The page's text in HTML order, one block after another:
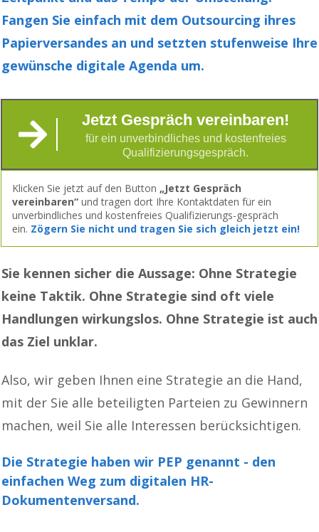
Fangen Sie einfach mit dem Outsourcing ihres
Papierversandes an und setzten stufenweise Ihre
gewünsche digitale Agenda um.
Jetzt Gespräch vereinbaren!
für ein unverbindliches und kostenfreies
Qualifizierungsgespräch.
Klicken Sie jetzt auf den Button „Jetzt Gespräch
vereinbaren“ und tragen dort Ihre Kontaktdaten für ein
unverbindliches und kostenfreies Qualifizierungs-gespräch
ein. Zögern Sie nicht und tragen Sie sich gleich jetzt ein!
Sie kennen sicher die Aussage: Ohne Strategie
keine Taktik. Ohne Strategie sind oft viele
Handlungen wirkungslos. Ohne Strategie ist auch
das Ziel unklar.
Also, wir geben Ihnen eine Strategie an die Hand,
mit der Sie alle beteiligten Parteien zu Gewinnern
machen, weil Sie alle Interessen berücksichtigen.
Die Strategie haben wir PEP genannt - den
einfachen Weg zum digitalen HR-
Dokumentenversand.